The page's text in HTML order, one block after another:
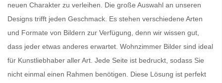
neuen Charakter zu verleihen. Die große Auswahl an unseren
Designs trifft jeden Geschmack. Es stehen verschiedene Arten
und Formate von Bildern zur Verfügung, denn wir wissen gut,
dass jeder etwas anderes erwartet. Wohnzimmer Bilder sind ideal
für Kunstliebhaber aller Art. Jede Seite ist bedruckt, sodass Sie
nicht einmal einen Rahmen benötigen. Diese Lösung ist perfekt